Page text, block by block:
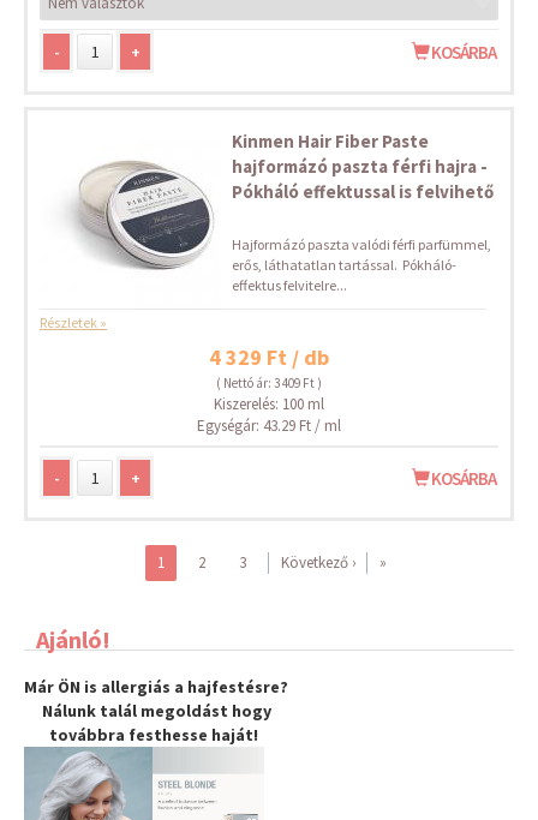
- + KOSÁRBA
Kinmen Hair Fiber Paste
hajformázó paszta férfi hajra -
Pókháló effektussal is felvihető
Hajformázó paszta valódi férfi parfümmel,
erős, láthatatlan tartással. Pókháló-
effektus felvitelre...
Részletek »
4 329 Ft / db
( Nettó ár: 3 409 Ft )
Kiszerelés: 100 ml
Egységár: 43.29 Ft / ml
- + KOSÁRBA
1 2 3 Következő › »
Ajánló!
Már ÖN is allergiás a hajfestésre?
Nálunk talál megoldást hogy
továbbra festhesse haját!